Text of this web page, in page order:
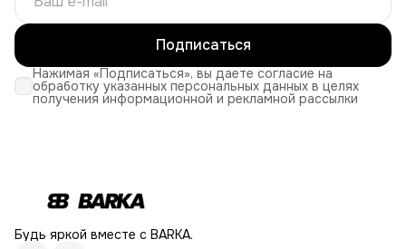
Подписаться
Нажимая «Подписаться», вы даете согласие на
обработку указанных персональных данных в целях
получения информационной и рекламной рассылки
Будь яркой вместе с BARKA.